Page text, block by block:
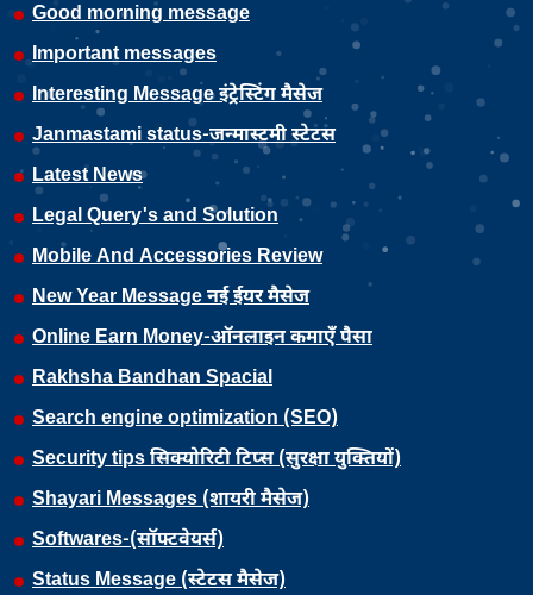
Good morning message
Important messages
Interesting Message इंट्रेस्टिंग मैसेज
Janmastami status-जन्मास्टमी स्टेटस
Latest News
Legal Query's and Solution
Mobile And Accessories Review
New Year Message नई ईयर मैसेज
Online Earn Money-ऑनलाइन कमाएँ पैसा
Rakhsha Bandhan Spacial
Search engine optimization (SEO)
Security tips सिक्योरिटी टिप्स (सुरक्षा युक्तियों)
Shayari Messages (शायरी मैसेज)
Softwares-(सॉफ्टवेयर्स)
Status Message (स्टेटस मैसेज)